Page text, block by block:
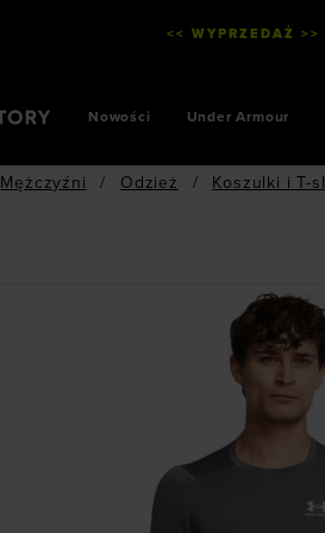
<< WYPRZEDAŻ
Nowości Under Armour
Mężczyźni / Odzież / Koszulki i T-